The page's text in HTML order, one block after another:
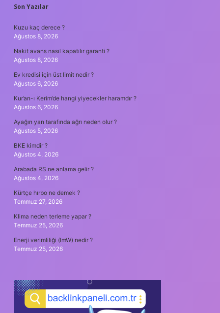
SIDEBAR
Son Yazılar
Kuzu kaç derece ?
Ağustos 8, 2026
Nakit avans nasıl kapatılır garanti ?
Ağustos 8, 2026
Ev kredisi için üst limit nedir ?
Ağustos 6, 2026
Kur’an-ı Kerim’de hangi yiyecekler haramdır ?
Ağustos 6, 2026
Ayağın yan tarafında ağrı neden olur ?
Ağustos 5, 2026
BKE kimdir ?
Ağustos 4, 2026
Arabada RS ne anlama gelir ?
Ağustos 4, 2026
Kürtçe hırbo ne demek ?
Temmuz 27, 2026
Klima neden terleme yapar ?
Temmuz 25, 2026
Enerji verimliliği (lmW) nedir ?
Temmuz 25, 2026